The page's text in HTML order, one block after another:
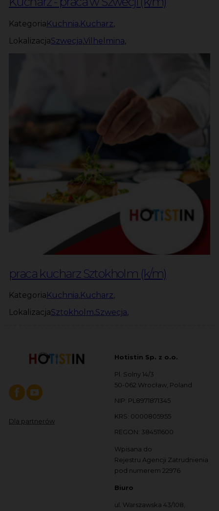
KategoriaKuchnia,Kucharz,
LokalizacjaSzwecja,Vilhelmina,
praca kucharz Sztokholm (k/m)
Kategoria Kuchnia,Kucharz,
LokalizacjaSztokholm,Szwecja,
Dla partnerów
Hotistin Sp. z o.o.
Pl. Solny 14/3
50-062 Wrocław, Poland
NIP: PL8971871345
KRS: 0000805955
REGON: 384511600
Wpisana do
Rejestru Agencji Zatrudnienia
pod numerem 22976
Biuro
ul. Warszawska 43/108,